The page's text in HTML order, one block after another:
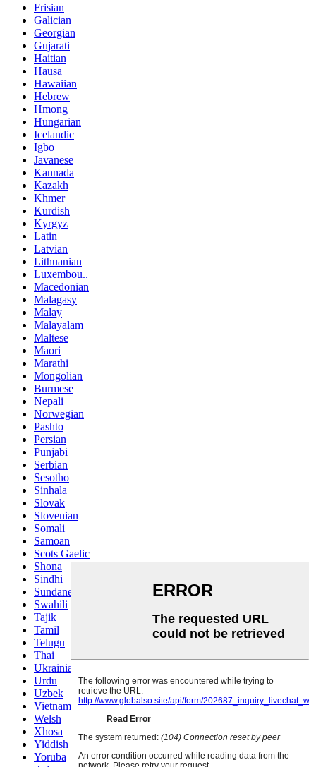
Frisian
Galician
Georgian
Gujarati
Haitian
Hausa
Hawaiian
Hebrew
Hmong
Hungarian
Icelandic
Igbo
Javanese
Kannada
Kazakh
Khmer
Kurdish
Kyrgyz
Latin
Latvian
Lithuanian
Luxembou..
Macedonian
Malagasy
Malay
Malayalam
Maltese
Maori
Marathi
Mongolian
Burmese
Nepali
Norwegian
Pashto
Persian
Punjabi
Serbian
Sesotho
Sinhala
Slovak
Slovenian
Somali
Samoan
Scots Gaelic
Shona
Sindhi
Sundanese
Swahili
Tajik
Tamil
Telugu
Thai
Ukrainian
Urdu
Uzbek
Vietnamese
Welsh
Xhosa
Yiddish
Yoruba